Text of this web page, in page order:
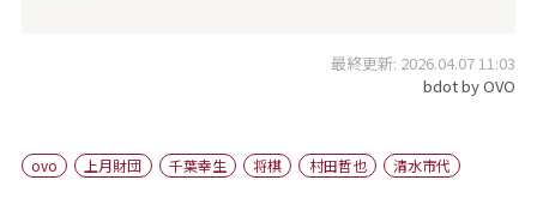
最終更新: 2026.04.07 11:03
bdot by OVO
ovo 上月財団 千葉幸生 将棋 村田哲也 清水市代